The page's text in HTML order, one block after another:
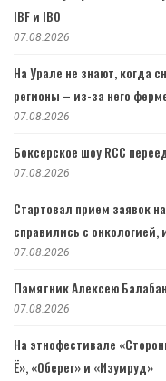
IBF и IBO
07.08.2026
На Урале не знают, когда
регионы – из-за него
07.08.2026
Боксерское шоу RCC
07.08.2026
Стартовал прием заявок
справились с онкологией,
07.08.2026
Памятник Алексею
07.08.2026
На этнофестивале
Ё», «Оберег» и «Изумруд»